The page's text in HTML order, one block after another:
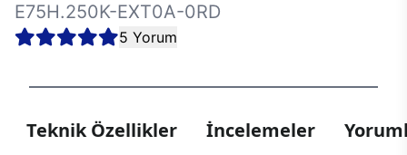
E75H.250K-EXT0A-0RD
5 Yorum
Teknik Özellikler İncelemeler